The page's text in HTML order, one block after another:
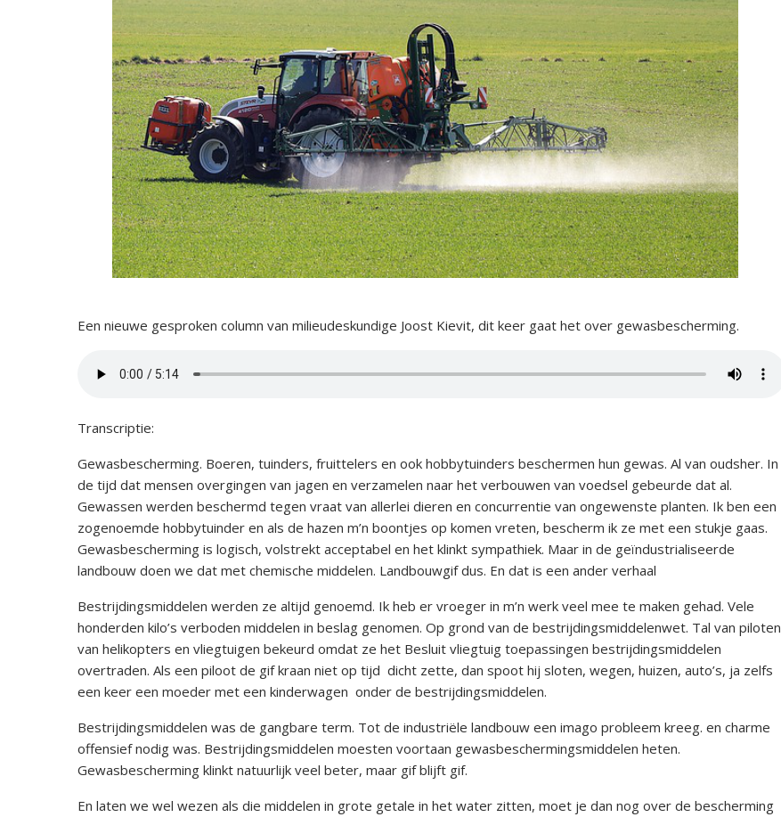
Een nieuwe gesproken column van milieudeskundige Joost Kievit, dit keer gaat het over gewasbescherming.
Transcriptie:
Gewasbescherming. Boeren, tuinders, fruittelers en ook hobbytuinders beschermen hun gewas. Al van oudsher. In
de tijd dat mensen overgingen van jagen en verzamelen naar het verbouwen van voedsel gebeurde dat al.
Gewassen werden beschermd tegen vraat van allerlei dieren en concurrentie van ongewenste planten. Ik ben een
zogenoemde hobbytuinder en als de hazen m’n boontjes op komen vreten, bescherm ik ze met een stukje gaas.
Gewasbescherming is logisch, volstrekt acceptabel en het klinkt sympathiek. Maar in de geïndustrialiseerde
landbouw doen we dat met chemische middelen. Landbouwgif dus. En dat is een ander verhaal
Bestrijdingsmiddelen werden ze altijd genoemd. Ik heb er vroeger in m’n werk veel mee te maken gehad. Vele
honderden kilo’s verboden middelen in beslag genomen. Op grond van de bestrijdingsmiddelenwet. Tal van piloten
van helikopters en vliegtuigen bekeurd omdat ze het Besluit vliegtuig toepassingen bestrijdingsmiddelen
overtraden. Als een piloot de gif kraan niet op tijd dicht zette, dan spoot hij sloten, wegen, huizen, auto’s, ja zelfs
een keer een moeder met een kinderwagen onder de bestrijdingsmiddelen.
Bestrijdingsmiddelen was de gangbare term. Tot de industriële landbouw een imago probleem kreeg. en charme
offensief nodig was. Bestrijdingsmiddelen moesten voortaan gewasbeschermingsmiddelen heten.
Gewasbescherming klinkt natuurlijk veel beter, maar gif blijft gif.
En laten we wel wezen als die middelen in grote getale in het water zitten, moet je dan nog over de bescherming